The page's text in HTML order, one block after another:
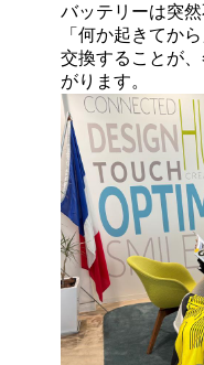
バッテリーは突
「何か起きてか
交換することが
がります。